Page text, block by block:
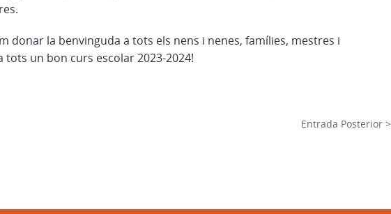
donar la benvinguda a tots els nens i nenes, famílies, mestres i
tots un bon curs escolar 2023-2024!
Entrada Posterior >